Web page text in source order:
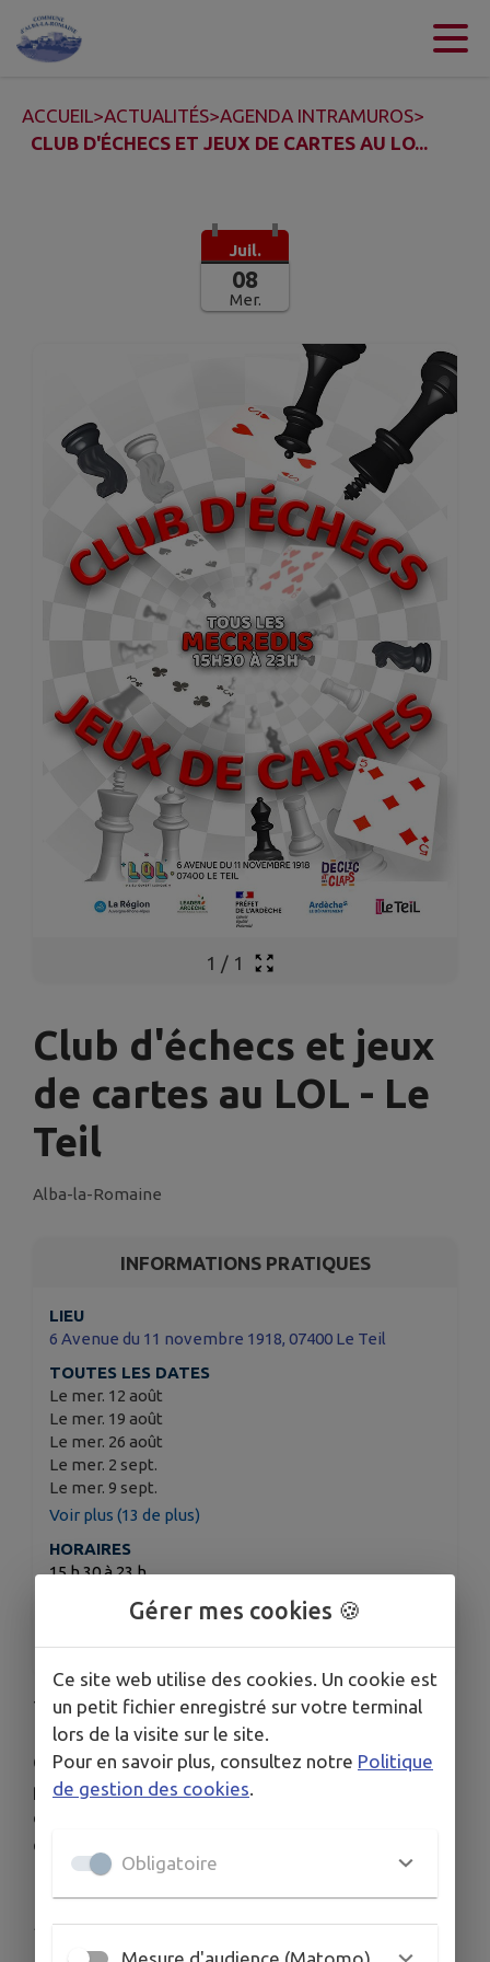
Contenu
ACCUEIL>ACTUALITÉS>AGENDA INTRAMUROS>
CLUB D'ÉCHECS ET JEUX DE CARTES AU LO...
Juil.
08
Mer.
1 / 1
Club d'échecs et jeux
de cartes au LOL - Le
Teil
Alba-la-Romaine
INFORMATIONS PRATIQUES
LIEU
6 Avenue du 11 novembre 1918, 07400 Le Teil
TOUTES LES DATES
Le mer. 12 août
Le mer. 19 août
Le mer. 26 août
Le mer. 2 sept.
Le mer. 9 sept.
Voir plus (13 de plus)
HORAIRES
15 h 30 à 23 h
ORGANISÉ PAR
Tous les mercredis soirs
Que vous soyez experts ou que vous ne sachiez
pas faire la différence entre le roi et la dame, le
club échecs vous permet de pratiquer les échecs
en compagnie d'autres joueurs de votre niveau.
Publié par Déclic et des Claps
Gérer mes cookies 🍪
Ce site web utilise des cookies. Un cookie est
un petit fichier enregistré sur votre terminal
lors de la visite sur le site.
Pour en savoir plus, consultez notre Politique
de gestion des cookies
Obligatoire